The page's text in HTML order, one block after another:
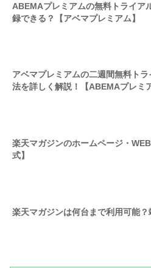
ABEMAプレミアムの無料トライア
録できる？【アベマプレミアム】
アベマプレミアムの二週間無料ト
法を詳しく解説！【ABEMAプレミ
楽天マガジンのホームページ・
式】
楽天マガジンは何台まで利用可能？